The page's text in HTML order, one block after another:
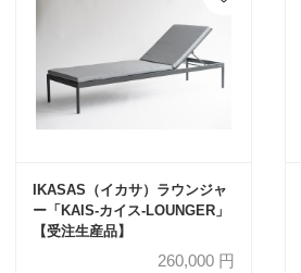
IKASAS（イカサ）ラウンジャ
ー「KAIS-カイス-LOUNGER」
【受注生産品】
260,000 円